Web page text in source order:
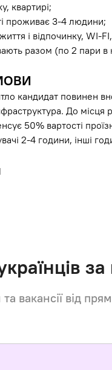
квартирі;
проживає 3-4 людини;
і відпочинку, WI-
разом (по 2 пари в
кандидат повинен
До місця
50% вартості
2-4 години, інші
вакансії від